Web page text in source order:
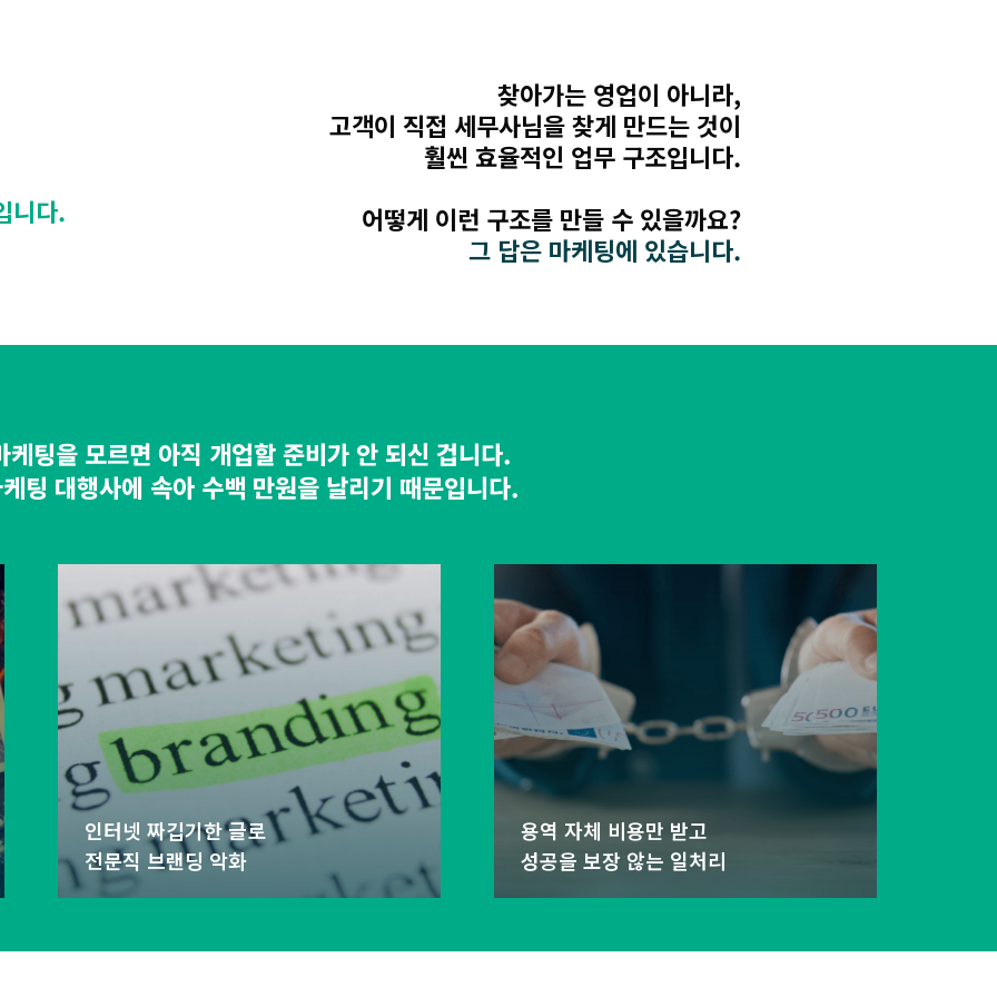
니다.
찾아가는 영업이 아니라,
고객이 직접 세무사님을 찾게 만드는 것이
훨씬 효율적인 업무 구조입니다.
어떻게 이런 구조를 만들 수 있을까요?
그 답은 마케팅에 있습니다.
케팅을 모르면 아직 개업할 준비가 안 되신 겁니다.
팅 대행사에 속아 수백 만원을 날리기 때문입니다.
인터넷 짜깁기한 글로
전문직 브랜딩 악화
용역 자체 비용만 받고
성공을 보장 않는 일처리